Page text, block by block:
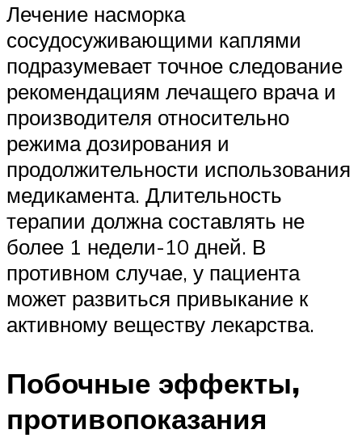
Лечение насморка
сосудосуживающими каплями
подразумевает точное следование
рекомендациям лечащего врача и
производителя относительно
режима дозирования и
продолжительности использования
медикамента. Длительность
терапии должна составлять не
более 1 недели-10 дней. В
противном случае, у пациента
может развиться привыкание к
активному веществу лекарства.
Побочные эффекты,
противопоказания